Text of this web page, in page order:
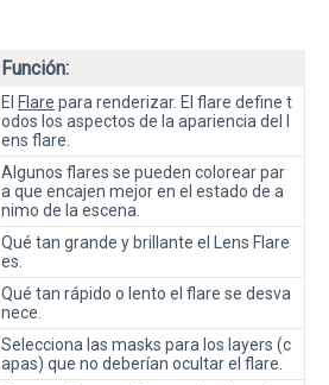
Función:
El Flare para renderizar. El flare define t
odos los aspectos de la apariencia del l
ens flare.
Algunos flares se pueden colorear par
a que encajen mejor en el estado de a
nimo de la escena.
Qué tan grande y brillante el Lens Flare
es.
Qué tan rápido o lento el flare se desva
nece.
Selecciona las masks para los layers (c
apas) que no deberían ocultar el flare.